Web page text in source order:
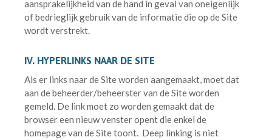
aansprakelijkheid van de hand in geval van oneigenlijk
of bedrieglijk gebruik van de informatie die op de Site
wordt verstrekt.
IV. HYPERLINKS NAAR DE SITE
Als er links naar de Site worden aangemaakt, moet dat
aan de beheerder/beheerster van de Site worden
gemeld. De link moet zo worden gemaakt dat de
browser een nieuw venster opent die enkel de
homepage van de Site toont. Deep linking is niet